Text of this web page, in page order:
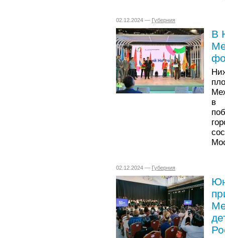
02.12.2024 — Губерния
В
в
02.12.2024 — Губерния